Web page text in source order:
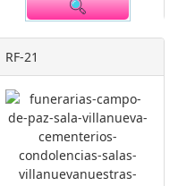
RF-21